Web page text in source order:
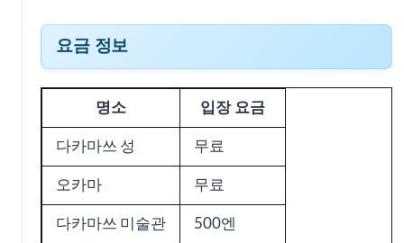
요금 정보
명소 입장 요금
다카마쓰 성 무료
오카마 무료
다카마쓰 미술관 500엔